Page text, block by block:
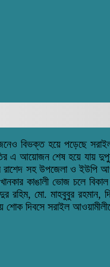
বিভক্ত হয়ে পড়েছে
এ আয়োজন শেষ হয়ে
সহ উপজেলা ও ইউপি
কাঙালী ভোজ চলে বিকাল
মো. মাহবুবুর রহমান,
দিবসে সরাইল